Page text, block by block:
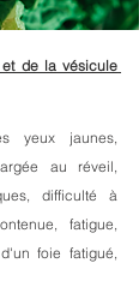
de la vésicule
yeux jaunes,
au réveil,
difficulté à
fatigue,
foie fatigué,